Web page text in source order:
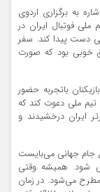
به برگزاری اردوی
ملی فوتبال ایران در
دست پیدا کند. سفر
خوبی بود که صورت
باتجربه حضور
تیم ملی دعوت کند که
ایران درخشیدند و
جام جهانی می‌بایست
شود. همیشه وقتی
می‌شود. در زمان